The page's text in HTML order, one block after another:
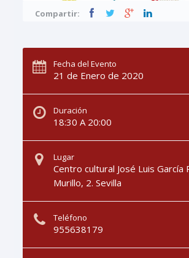
Compartir:
Fecha del Evento
21 de Enero de 2020
Duración
18:30 A 20:00
Lugar
Centro cultural José Luis García
Murillo, 2. Sevilla
Teléfono
955638179